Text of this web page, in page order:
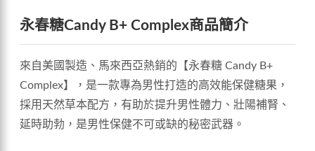
永春糖Candy B+ Complex商品簡介
來自美國製造、馬來西亞熱銷的【永春糖 Candy B+
Complex】，是一款專為男性打造的高效能保健糖果，
採用天然草本配方，有助於提升男性體力、壯陽補腎、
延時助勃，是男性保健不可或缺的秘密武器。